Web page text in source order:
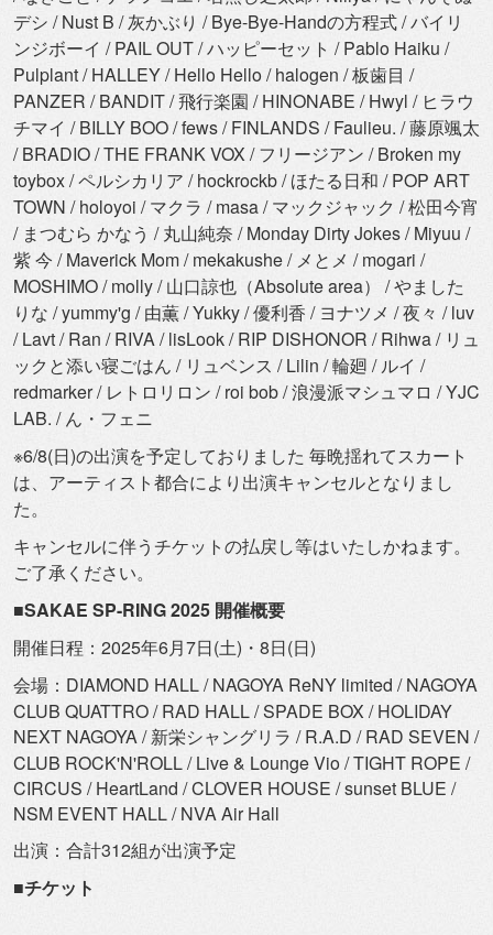
デシ / Nust B / 灰かぶり / Bye-Bye-Handの方程式 / バイリ
ンジボーイ / PAIL OUT / ハッピーセット / Pablo Haiku /
Pulplant / HALLEY / Hello Hello / halogen / 板歯目 /
PANZER / BANDIT / 飛行楽園 / HINONABE / Hwyl / ヒラウ
チマイ / BILLY BOO / fews / FINLANDS / Faulieu. / 藤原颯太
/ BRADIO / THE FRANK VOX / フリージアン / Broken my
toybox / ペルシカリア / hockrockb / ほたる日和 / POP ART
TOWN / holoyoi / マクラ / masa / マックジャック / 松田今宵
/ まつむら かなう / 丸山純奈 / Monday Dirty Jokes / Miyuu /
紫 今 / Maverick Mom / mekakushe / メとメ / mogari /
MOSHIMO / molly / 山口諒也（Absolute area） / やました
りな / yummy'g / 由薫 / Yukky / 優利香 / ヨナツメ / 夜々 / luv
/ Lavt / Ran / RIVA / lisLook / RIP DISHONOR / Rihwa / リュ
ックと添い寝ごはん / リュベンス / Lilin / 輪廻 / ルイ /
redmarker / レトロリロン / roi bob / 浪漫派マシュマロ / YJC
LAB. / ん・フェニ
※6/8(日)の出演を予定しておりました 毎晩揺れてスカート
は、アーティスト都合により出演キャンセルとなりまし
た。
キャンセルに伴うチケットの払戻し等はいたしかねます。
ご了承ください。
■SAKAE SP-RING 2025 開催概要
開催日程：2025年6月7日(土)・8日(日)
会場：DIAMOND HALL / NAGOYA ReNY limited / NAGOYA
CLUB QUATTRO / RAD HALL / SPADE BOX / HOLIDAY
NEXT NAGOYA / 新栄シャングリラ / R.A.D / RAD SEVEN /
CLUB ROCK'N'ROLL / Live & Lounge Vio / TIGHT ROPE /
CIRCUS / HeartLand / CLOVER HOUSE / sunset BLUE /
NSM EVENT HALL / NVA Air Hall
出演：合計312組が出演予定
■チケット